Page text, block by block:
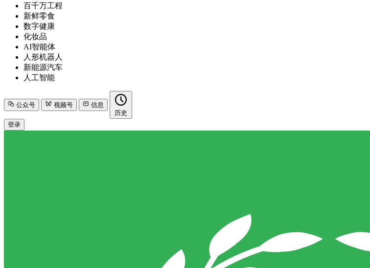
百千万工程
新鲜零食
数字健康
化妆品
AI智能体
人形机器人
新能源汽车
人工智能
公众号 视频号
信息
历史
登录